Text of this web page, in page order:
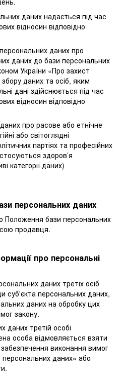
даних надається під час
відносин відповідно
даних про
даних до бази персональних
України «Про захист
даних та осіб, яким
дані здійснюється під час
відносин відповідно
про расове або етнічне
або світоглядні
партіях та професійних
здоров’я
категорії даних)
персональних даних
Положення бази персональних
продавця.
про персональні
даних третіх осіб
суб'єкта персональних даних,
даних на обробку цих
закону.
даних третій особі
особа відмовляється взяти
виконання вимог
даних» або